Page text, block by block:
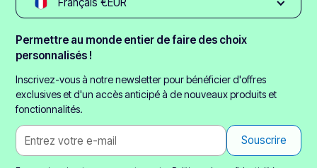
Permettre au monde entier de faire des choix
personnalisés !
Inscrivez-vous à notre newsletter pour bénéficier d'offres
exclusives et d'un accès anticipé à de nouveaux produits et
fonctionnalités.